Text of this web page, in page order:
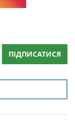
ПІДПИСАТИСЯ